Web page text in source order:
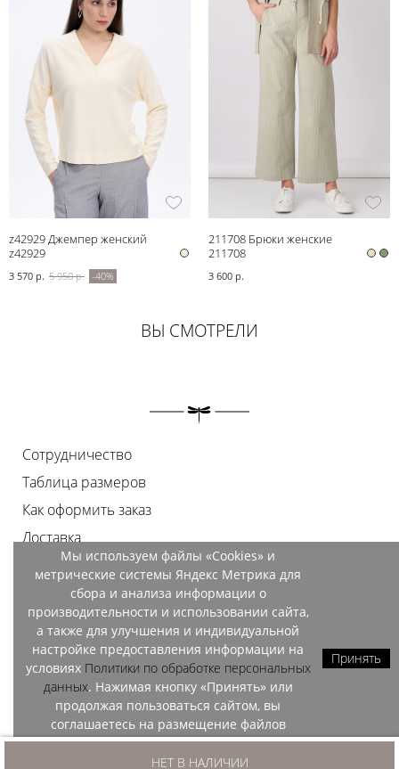
НЕТ В НАЛИЧИИ
z42929 Джемпер женский
z42929
3 570 р. 5 950 р. -40%
211708 Брюки женские
211708
3 600 р.
ВЫ СМОТРЕЛИ
Сотрудничество
Таблица размеров
Как оформить заказ
Доставка
Оплата
Возврат
Документы
Контакты
Магазины
Мы используем файлы «Cookies» и
метрические системы Яндекс Метрика для
сбора и анализа информации о
производительности и использовании сайта,
а также для улучшения и индивидуальной
настройке предоставления информации на
условиях Политики по обработке персональных
данных. Нажимая кнопку «Принять» или
продолжая пользоваться сайтом, вы
соглашаетесь на размещение файлов
«Cookies» и обработку данных метрических
систем Яндекс Метрика.
Принять